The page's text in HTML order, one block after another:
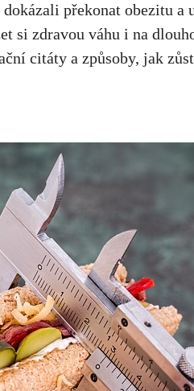
překonat obezitu a
si zdravou váhu i​ na⁣
citáty a způsoby, ⁣jak‍